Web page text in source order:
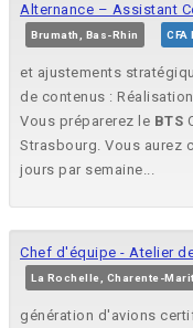
Alternance – Assistant
Brumath, Bas-Rhin CFA
et ajustements
de contenus :
Vous préparerez le BTS
Strasbourg. Vous aurez
jours par semaine...
Chef d'équipe - Atelier
La Rochelle, Charente-
génération d'avions